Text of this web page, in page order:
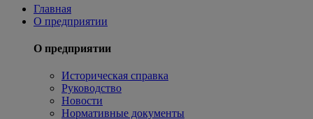
Главная
О предприятии
О предприятии
Историческая справка
Руководство
Новости
Нормативные документы